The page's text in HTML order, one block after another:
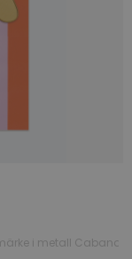
i metall Cabana